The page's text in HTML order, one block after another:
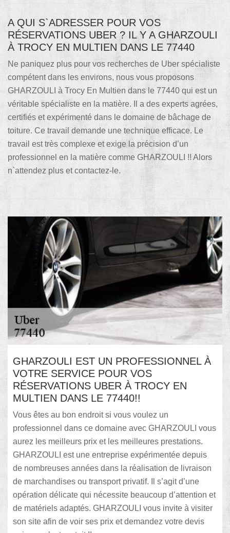
A QUI S`ADRESSER POUR VOS
RÉSERVATIONS UBER ? IL Y A GHARZOULI
À TROCY EN MULTIEN DANS LE 77440
Ne paniquez plus pour vos recherches de Uber spécialiste
compétent dans les environs, nous vous proposons
GHARZOULI à Trocy En Multien dans le 77440 qui est un
véritable spécialiste en la matière. Il a des experts agrées,
certifiés et expérimenté dans le domaine de bâchage de
toiture. Ce travail demande une technique efficace. Le
travail est très complexe et exige la précision d’un
professionnel en la matière comme GHARZOULI !! Alors
n`attendez plus et contactez-le.
GHARZOULI EST UN PROFESSIONNEL À
VOTRE SERVICE POUR VOS
RÉSERVATIONS UBER À TROCY EN
MULTIEN DANS LE 77440!!
Vous êtes au bon endroit si vous voulez un
professionnel dans ce domaine avec GHARZOULI vous
aurez les meilleurs prix et les meilleures prestations.
GHARZOULI est une entreprise expérimentée depuis
de nombreuses années dans la réalisation de livraison
de marchandises ou transport privatif. Il s’agit d’une
opération délicate qui nécessite beaucoup d’attention et
de matériels adaptés. GHARZOULI vous invite à visiter
son site afin de voir ses prix et demandez votre devis